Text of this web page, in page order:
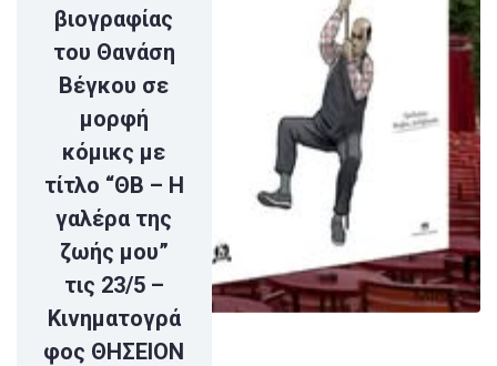
βιογραφίας
του Θανάση
Βέγκου σε
μορφή
κόμικς με
τίτλο “ΘΒ – Η
γαλέρα της
ζωής μου”
τις 23/5 –
Κινηματογρά
φος ΘΗΣΕΙΟΝ